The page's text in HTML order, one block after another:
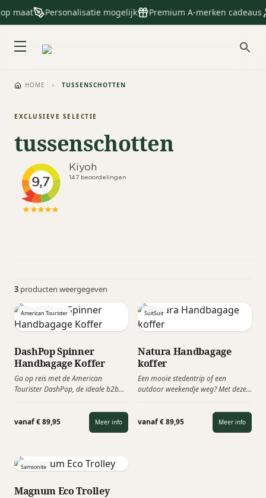
maat Personalisatie mogelijk Premium A-merken cadeaus
HOME › TUSSENSCHOTTEN
EXCLUSIEVE SELECTIE
tussenschotten
3 producten weergegeven
American Tourister
DashPop Spinner
Handbagage Koffer
Ga op reis met de American
Tourister DashPop, de ideale b2b
volgende reis. Van deze trolley kun
je een custom made koffer maken
waardoor het een ideaal
stabiliteit en zijn wendbaarder dan
vanaf € 89,95 Meer info
SuitSuit
Natura Handbagage
koffer
Een mooie stedentrip of een
outdoor weekendje weg? Met deze
ben je klaar voor jouw uitstapje.
Laat je inspireren door de aardse
kleuren van de Natura-serie en
vanaf € 89,95 Meer info
Samsonite
Magnum Eco Trolley